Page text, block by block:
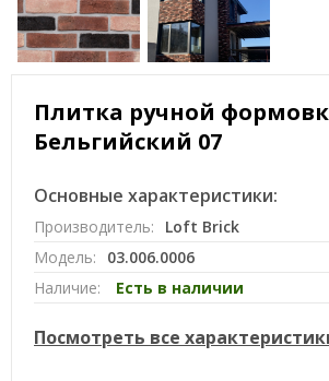
Плитка ручной
Бельгийский 07
Основные характеристики:
Производитель:
Loft Brick
Модель:
03.006.0006
Наличие:
Есть в наличии
Посмотреть все